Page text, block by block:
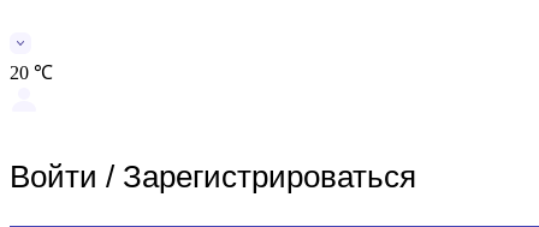
20 ℃
Войти / Зарегистрироваться